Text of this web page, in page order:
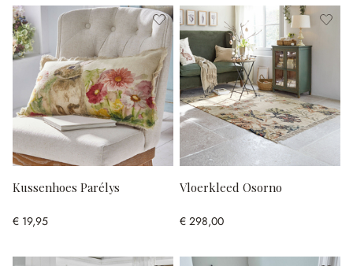
Kussenhoes Parélys
€ 19,95
Vloerkleed Osorno
€ 298,00